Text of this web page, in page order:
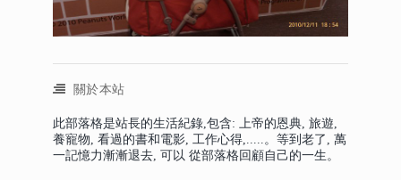
關於本站
此部落格是站長的生活紀錄,包含: 上帝的恩典, 旅遊,
養寵物, 看過的書和電影, 工作心得,.....。等到老了, 萬
一記憶力漸漸退去, 可以 從部落格回顧自己的一生。